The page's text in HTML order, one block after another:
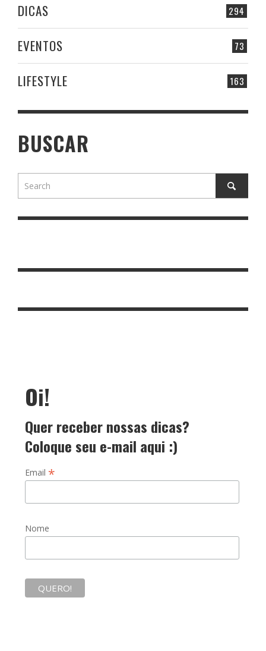
294
DICAS
73
EVENTOS
163
LIFESTYLE
BUSCAR
Oi!
Quer receber nossas dicas?
Coloque seu e-mail aqui :)
Email *
Nome